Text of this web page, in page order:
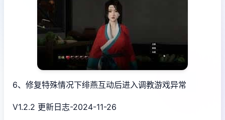
6、修复特殊情况下绯燕互动后进入调教游戏异常
V1.2.2 更新日志-2024-11-26